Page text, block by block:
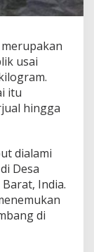
usai
itu
hingga
dialami
Desa
India.
di